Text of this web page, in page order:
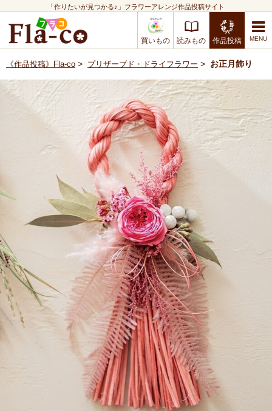
「作りたいが見つかる♪」フラワーアレンジ作品投稿サイト
買いもの 読みもの 作品投稿
《作品投稿》Fla-co > プリザーブド・ドライフラワー > お正月飾り